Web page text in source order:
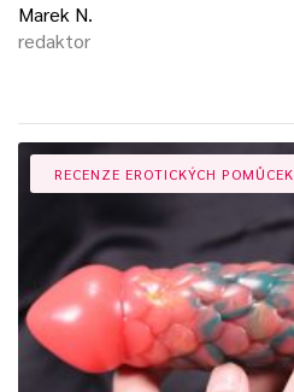
Marek N.
redaktor
RECENZE EROTICKÝCH POMŮCEK